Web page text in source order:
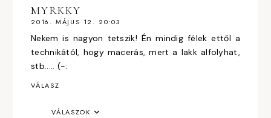
MYRKKY
2016. MÁJUS 12. 20:03
Nekem is nagyon tetszik! Én mindig félek ettől a
technikától, hogy macerás, mert a lakk alfolyhat,
stb..... (-:
VÁLASZ
VÁLASZOK